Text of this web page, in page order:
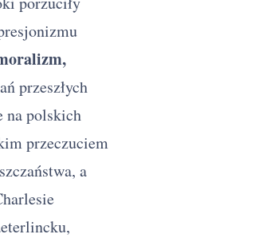
przeszłych
na polskich
przeczuciem
a